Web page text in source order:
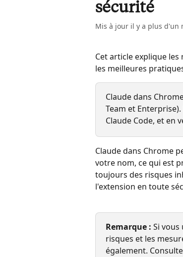
sécurité
Mis à jour il y a plus d'un
Cet article explique
les meilleures
Claude dans
Team et
Claude Code, et en
Claude dans Chrome
votre nom, ce qui est
toujours des risques
l'extension en toute
Remarque : Si vous
risques et les
également.